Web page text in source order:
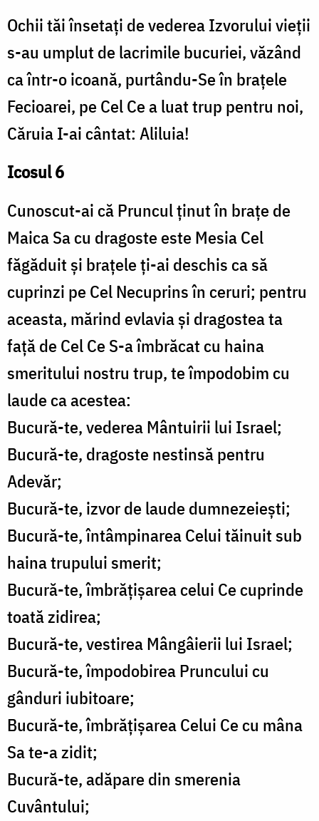
Ochii tăi însetați de vederea Izvorului vieții
s-au umplut de lacrimile bucuriei, văzând
ca într-o icoană, purtându-Se în brațele
Fecioarei, pe Cel Ce a luat trup pentru noi,
Căruia I-ai cântat: Aliluia!
Icosul 6
Cunoscut-ai că Pruncul ținut în brațe de
Maica Sa cu dragoste este Mesia Cel
făgăduit și brațele ți-ai deschis ca să
cuprinzi pe Cel Necuprins în ceruri; pentru
aceasta, mărind evlavia și dragostea ta
față de Cel Ce S-a îmbrăcat cu haina
smeritului nostru trup, te împodobim cu
laude ca acestea:
Bucură-te, vederea Mântuirii lui Israel;
Bucură-te, dragoste nestinsă pentru
Adevăr;
Bucură-te, izvor de laude dumnezeiești;
Bucură-te, întâmpinarea Celui tăinuit sub
haina trupului smerit;
Bucură-te, îmbrățișarea celui Ce cuprinde
toată zidirea;
Bucură-te, vestirea Mângâierii lui Israel;
Bucură-te, împodobirea Pruncului cu
gânduri iubitoare;
Bucură-te, îmbrățișarea Celui Ce cu mâna
Sa te-a zidit;
Bucură-te, adăpare din smerenia
Cuvântului;